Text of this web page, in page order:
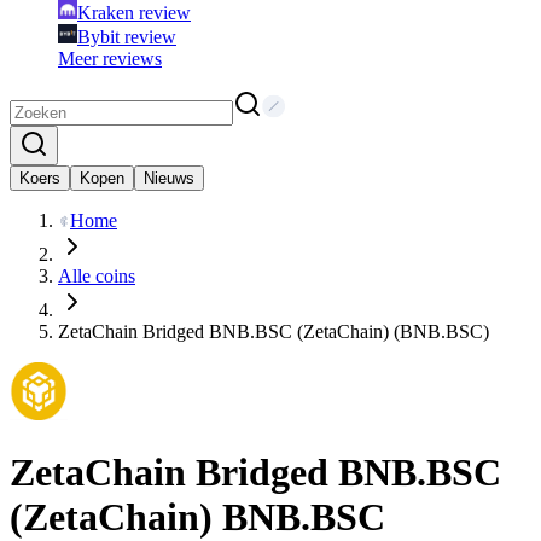
Kraken review
Bybit review
Meer reviews
Koers Kopen Nieuws
Home
Alle coins
ZetaChain Bridged BNB.BSC (ZetaChain) (BNB.BSC)
ZetaChain Bridged BNB.BSC
(ZetaChain) BNB.BSC